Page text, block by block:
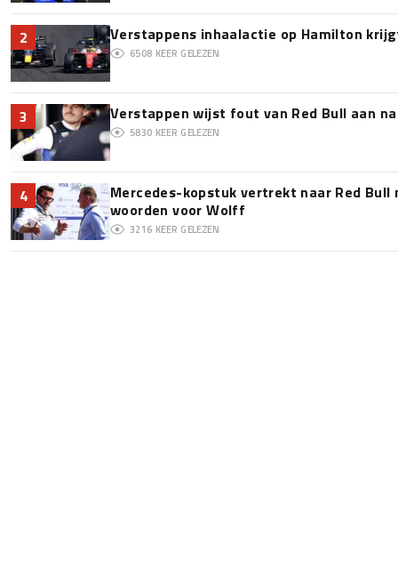
2 Verstappens inhaalactie op Hamilton
6508 KEER GELEZEN
3 Verstappen wijst fout van Red Bull aan
5830 KEER GELEZEN
4
Mercedes-kopstuk vertrekt naar Red
woorden voor Wolff
3216 KEER GELEZEN